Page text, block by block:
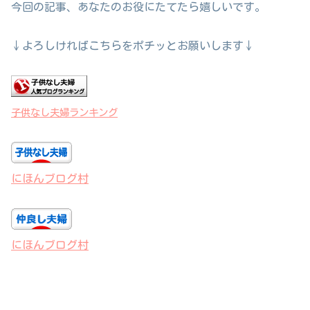
今回の記事、あなたのお役にたてたら嬉しいです。
↓よろしければこちらをポチッとお願いします↓
子供なし夫婦ランキング
にほんブログ村
にほんブログ村